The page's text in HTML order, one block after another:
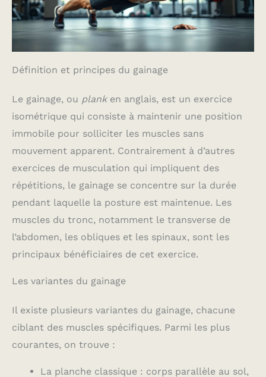
Définition et principes du gainage
Le gainage, ou planken anglais, est un exercice
isométrique qui consiste à maintenir une position
immobile pour solliciter les muscles sans
mouvement apparent. Contrairement à d’autres
exercices de musculation qui impliquent des
répétitions, le gainage se concentre sur la durée
pendant laquelle la posture est maintenue. Les
muscles du tronc, notamment le transverse de
l’abdomen, les obliques et les spinaux, sont les
principaux bénéficiaires de cet exercice.
Les variantes du gainage
Il existe plusieurs variantes du gainage, chacune
ciblant des muscles spécifiques. Parmi les plus
courantes, on trouve :
La planche classique : corps parallèle au sol,